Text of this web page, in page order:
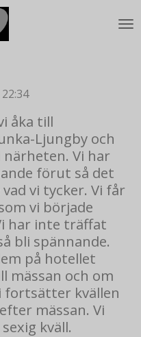
åka till
Ljungby och
Vi har
förut så det
vi tycker. Vi får
vi började
har inte träffat
bli spännande.
på hotellet
mässan och om
fortsätter kvällen
mässan. Vi
kväll.